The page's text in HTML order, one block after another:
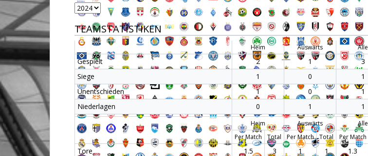
TEAMSTATISTIKEN
Heim Auswärts Alle
Gespielt 2 1
3
Siege
1 0
1
Unentschieden
1 0
1
Niederlagen
0 1 1
Heim Auswärts
Alle
Per Match
Total Per Match Total Per Match
Tore 1.5 3 1 1 1.3